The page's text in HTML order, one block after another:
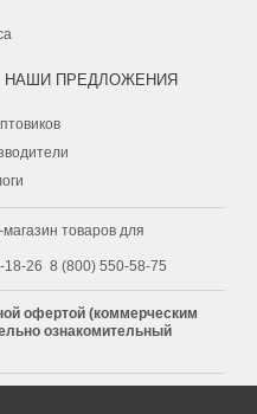
НАШИ ПРЕДЛОЖЕНИЯ
товаров для
18-26 8 (800) 550-58-75‬
офертой (коммерческим
ознакомительный